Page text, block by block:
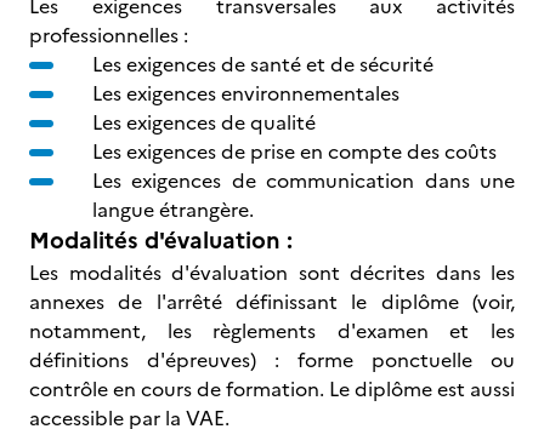
Les exigences transversales aux activités
professionnelles :
Les exigences de santé et de sécurité
Les exigences environnementales
Les exigences de qualité
Les exigences de prise en compte des coûts
Les exigences de communication dans une
langue étrangère.
Modalités d'évaluation :
Les modalités d'évaluation sont décrites dans les
annexes de l'arrêté définissant le diplôme (voir,
notamment, les règlements d'examen et les
définitions d'épreuves) : forme ponctuelle ou
contrôle en cours de formation. Le diplôme est aussi
accessible par la VAE.